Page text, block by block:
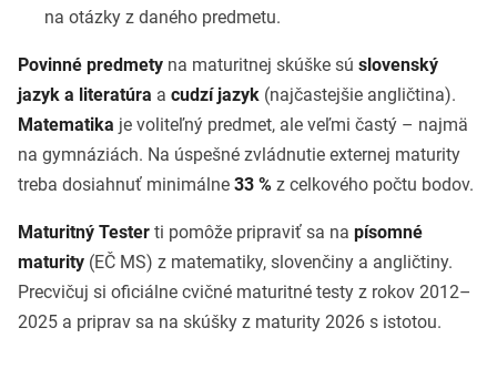
na otázky z daného predmetu.
Povinné predmety na maturitnej skúške sú slovenský
jazyk a literatúra a cudzí jazyk (najčastejšie angličtina).
Matematika je voliteľný predmet, ale veľmi častý – najmä
na gymnáziách. Na úspešné zvládnutie externej maturity
treba dosiahnuť minimálne 33 % z celkového počtu bodov.
Maturitný Tester ti pomôže pripraviť sa na písomné
maturity (EČ MS) z matematiky, slovenčiny a angličtiny.
Precvičuj si oficiálne cvičné maturitné testy z rokov 2012–
2025 a priprav sa na skúšky z maturity 2026 s istotou.